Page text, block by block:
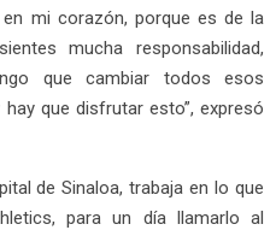
mi corazón, porque es de la
mucha responsabilidad,
que cambiar todos esos
que disfrutar esto”, expresó
de Sinaloa, trabaja en lo que
para un día llamarlo al